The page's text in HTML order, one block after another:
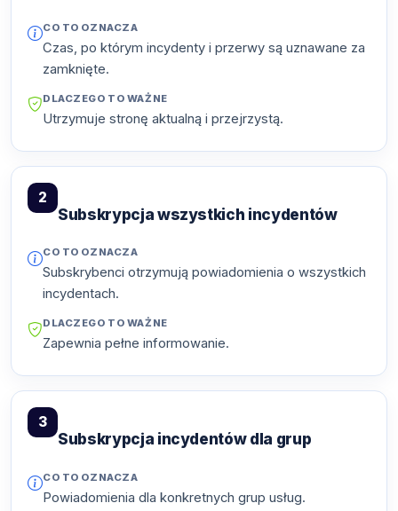
CO TO OZNACZA
Czas, po którym incydenty i przerwy są uznawane za
zamknięte.
DLACZEGO TO WAŻNE
Utrzymuje stronę aktualną i przejrzystą.
2
Subskrypcja wszystkich incydentów
CO TO OZNACZA
Subskrybenci otrzymują powiadomienia o wszystkich
incydentach.
DLACZEGO TO WAŻNE
Zapewnia pełne informowanie.
3
Subskrypcja incydentów dla grup
CO TO OZNACZA
Powiadomienia dla konkretnych grup usług.